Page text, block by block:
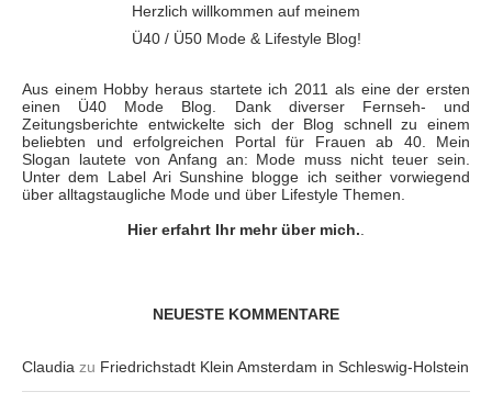
Herzlich willkommen auf meinem
Ü40 / Ü50 Mode & Lifestyle Blog!
Aus einem Hobby heraus startete ich 2011 als eine der ersten
einen Ü40 Mode Blog. Dank diverser Fernseh- und
Zeitungsberichte entwickelte sich der Blog schnell zu einem
beliebten und erfolgreichen Portal für Frauen ab 40. Mein
Slogan lautete von Anfang an: Mode muss nicht teuer sein.
Unter dem Label Ari Sunshine blogge ich seither vorwiegend
über alltagstaugliche Mode und über Lifestyle Themen.
Hier erfahrt Ihr mehr über mich.
NEUESTE KOMMENTARE
Claudia zu Friedrichstadt Klein Amsterdam in Schleswig-Holstein